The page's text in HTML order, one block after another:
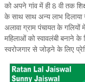
को अपने गांव में ही 8 वी तक
के साथ साथ अन्य लाभ दिलाया
अलावा ग्राम पंचायत के गलियों
महिलाओं को स्वावलंबी बनाने
स्वरोजगार से जोड़ने के लिए